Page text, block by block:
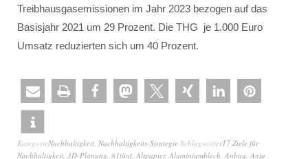
Treibhausgasemissionen im Jahr 2023 bezogen auf das
Basisjahr 2021 um 29 Prozent. Die THG je 1.000 Euro
Umsatz reduzierten sich um 40 Prozent.
KategorieNachhaltigkeit, Nachhaltigkeits-Strategie Schlagwörter17 Ziele für
Nachhaltigkeit, 3D-Planung, 81fünf, Altpapier, Aluminiumblech, Anbau, Anja